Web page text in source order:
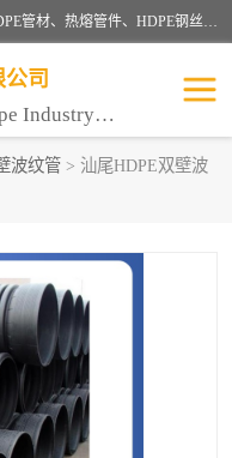
深圳市鑫润通管业有限公司专业生产批发：HDPE管材、热熔管件、HDPE钢丝骨架管、电熔管件、HDPE双壁波纹管、MPP电力管、井盖、PVC管材管件、PPR管材管件等；公司自创建以来，始终秉承“团结、务实、创新、守信”的服务宗旨，凭借专业的服务以及多年的勤奋拼搏，发展成为一家专业销售各种管材管件，绝缘电工套管及配件等系列产品的贸易公司。
司
Shenzhen Xinruntong Pipe Industry Co., Ltd
波纹管 > 汕尾HDPE双壁波
电力通讯管
电力通信管
塑PPR管
塑家装红蓝线管